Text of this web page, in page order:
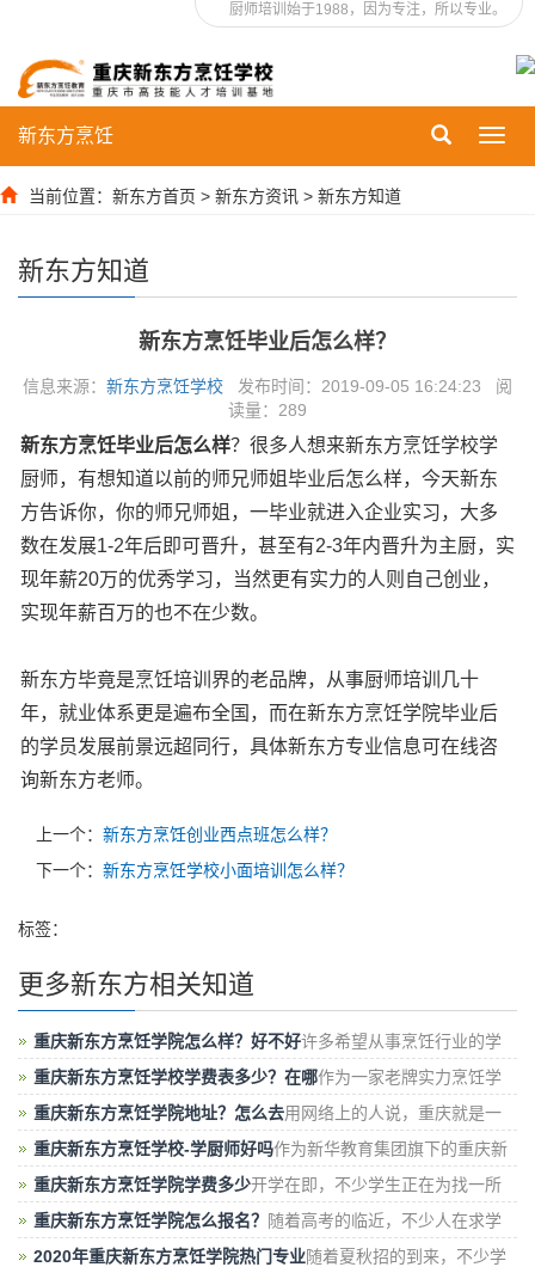
厨师培训始于1988，因为专注，所以专业。
新东方烹饪
当前位置： 新东方首页 > 新东方资讯 > 新东方知道
新东方知道
新东方烹饪毕业后怎么样？
信息来源： 新东方烹饪学校 发布时间：2019-09-05 16:24:23 阅
读量： 289
新东方烹饪毕业后怎么样？很多人想来新东方烹饪学校学
厨师，有想知道以前的师兄师姐毕业后怎么样，今天新东
方告诉你，你的师兄师姐，一毕业就进入企业实习，大多
数在发展1-2年后即可晋升，甚至有2-3年内晋升为主厨，实
现年薪20万的优秀学习，当然更有实力的人则自己创业，
实现年薪百万的也不在少数。
新东方毕竟是烹饪培训界的老品牌，从事厨师培训几十
年，就业体系更是遍布全国，而在新东方烹饪学院毕业后
的学员发展前景远超同行，具体新东方专业信息可在线咨
询新东方老师。
上一个： 新东方烹饪创业西点班怎么样？
下一个： 新东方烹饪学校小面培训怎么样？
标签：
更多新东方相关知道
重庆新东方烹饪学院怎么样？好不好许多希望从事烹饪行业的学
生，在网上找学校，不少人通过搜索学厨师、
重庆新东方烹饪学校学费表多少？在哪作为一家老牌实力烹饪学
校，重庆新东方烹饪学校，迄今为止，培养了无数
重庆新东方烹饪学院地址？怎么去用网络上的人说，重庆就是一
座 8D 魔幻城市，一走就会迷路。这就导致
重庆新东方烹饪学校-学厨师好吗作为新华教育集团旗下的重庆新
东方烹饪学校，已经培养无数学子成功
重庆新东方烹饪学院学费多少开学在即，不少学生正在为找一所
学校而烦恼。许多热爱烹饪，美食的初
重庆新东方烹饪学院怎么报名？ 随着高考的临近，不少人在求学
路上，遭遇坎坷，如果分数不理想，到底是复
2020年重庆新东方烹饪学院热门专业随着夏秋招的到来，不少学